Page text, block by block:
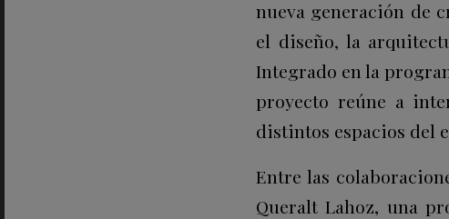
nueva generación de
el diseño, la
Integrado en la
proyecto reúne a
distintos espacios del
Entre las
Queralt Lahoz, una